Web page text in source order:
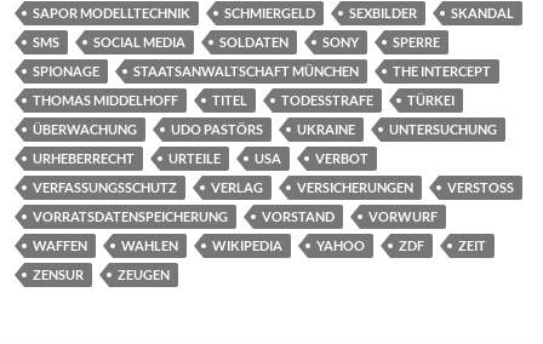
SAPOR MODELLTECHNIK
SCHMIERGELD SEXBILDER
SKANDAL
SMS
SOCIAL MEDIA SOLDATEN SONY
SPERRE
SPIONAGE
STAATSANWALTSCHAFT MÜNCHEN
THE INTERCEPT
THOMAS MIDDELHOFF
TITEL TODESSTRAFE
TÜRKEI
ÜBERWACHUNG
UDO PASTÖRS UKRAINE
UNTERSUCHUNG
URHEBERRECHT
URTEILE USA
VERBOT
VERFASSUNGSSCHUTZ
VERLAG VERSICHERUNGEN
VERSTOSS
VORRATSDATENSPEICHERUNG
VORSTAND
VORWURF
WAFFEN
WAHLEN WIKIPEDIA YAHOO ZDF
ZEIT
ZENSUR
ZEUGEN